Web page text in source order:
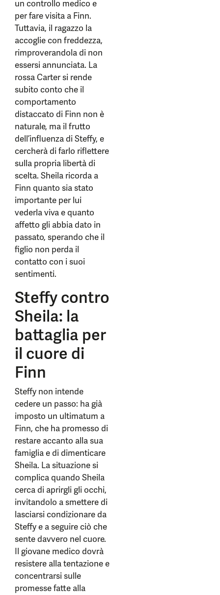
un controllo medico e
per fare visita a Finn.
Tuttavia, il ragazzo la
accoglie con freddezza,
rimproverandola di non
essersi annunciata. La
rossa Carter si rende
subito conto che il
comportamento
distaccato di Finn non è
naturale, ma il frutto
dell’influenza di Steffy, e
cercherà di farlo riflettere
sulla propria libertà di
scelta. Sheila ricorda a
Finn quanto sia stato
importante per lui
vederla viva e quanto
affetto gli abbia dato in
passato, sperando che il
figlio non perda il
contatto con i suoi
sentimenti.
Steffy contro
Sheila: la
battaglia per
il cuore di
Finn
Steffy non intende
cedere un passo: ha già
imposto un ultimatum a
Finn, che ha promesso di
restare accanto alla sua
famiglia e di dimenticare
Sheila. La situazione si
complica quando Sheila
cerca di aprirgli gli occhi,
invitandolo a smettere di
lasciarsi condizionare da
Steffy e a seguire ciò che
sente davvero nel cuore.
Il giovane medico dovrà
resistere alla tentazione e
concentrarsi sulle
promesse fatte alla